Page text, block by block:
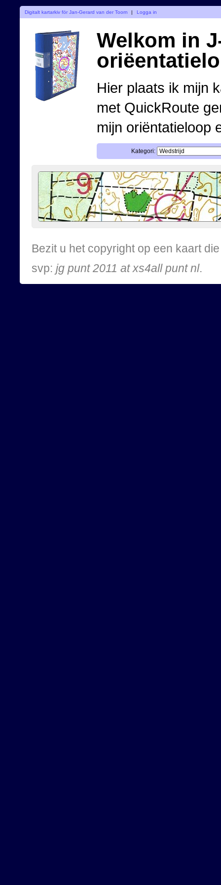
Digitalt kartarkiv för Jan-Gerard van der Toorn | Logga in
Welkom in
Hier plaats ik mijn
met QuickRoute
mijn oriëntatieloop
Kategori:
Bezit u het copyright op een kaart
svp: jg punt 2011 at xs4all punt nl.